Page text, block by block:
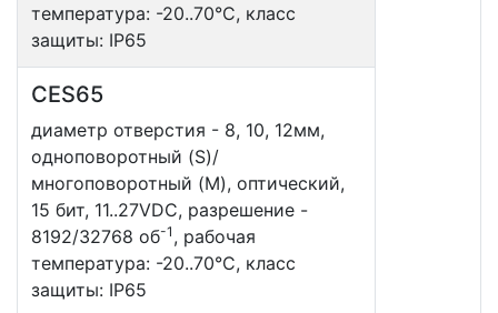
температура: -20..70°С, класс
защиты: IP65
CES65
диаметр отверстия - 8, 10, 12мм,
одноповоротный (S)/
многоповоротный (M), оптический,
15 бит, 11..27VDC, разрешение -
8192/32768 об-1 , рабочая
температура: -20..70°С, класс
защиты: IP65